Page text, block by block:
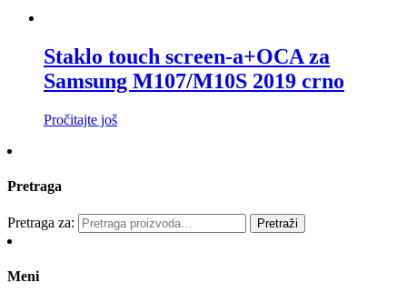
Staklo touch screen-a+OCA za
Samsung M107/M10S 2019 crno
Pročitajte još
Pretraga
Pretraga za: Pretraži
Meni